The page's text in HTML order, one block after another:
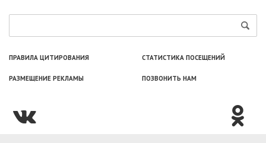
ПРАВИЛА ЦИТИРОВАНИЯ СТАТИСТИКА ПОСЕЩЕНИЙ
РАЗМЕЩЕНИЕ РЕКЛАМЫ ПОЗВОНИТЬ НАМ